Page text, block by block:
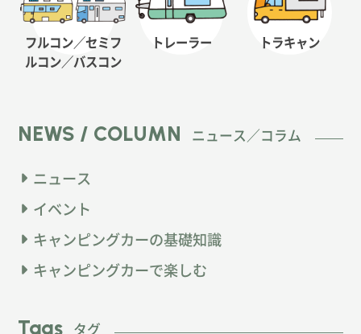
フルコン／セミフ
ルコン／バスコン
トレーラー トラキャン
NEWS / COLUMN ニュース／コラム
ニュース
イベント
キャンピングカーの基礎知識
キャンピングカーで楽しむ
Tags タグ